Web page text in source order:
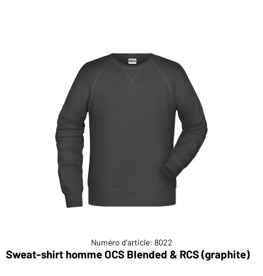
Numéro d'article: 8022
Sweat-shirt homme OCS Blended & RCS (graphite)